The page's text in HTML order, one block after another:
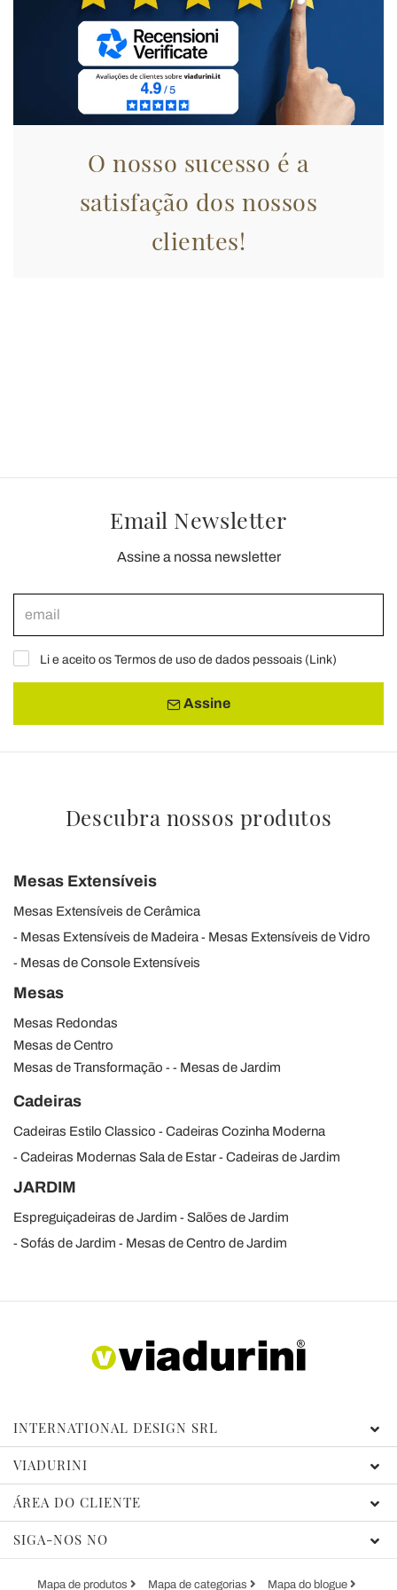
O nosso sucesso é a
satisfação dos nossos
clientes!
Email Newsletter
Assine a nossa newsletter
Li e aceito os Termos de uso de dados pessoais (Link)
Assine
Descubra nossos produtos
Mesas Extensíveis
Mesas Extensíveis de Cerâmica
Mesas Extensíveis de Madeira
Mesas Extensíveis de Vidro
Mesas de Console Extensíveis
Mesas
Mesas Redondas
Mesas de Centro
Mesas de Transformação
Mesas de Jardim
Cadeiras
Cadeiras Estilo Classico
Cadeiras Cozinha Moderna
Cadeiras Modernas Sala de Estar
Cadeiras de Jardim
JARDIM
Espreguiçadeiras de Jardim
Salões de Jardim
Sofás de Jardim
Mesas de Centro de Jardim
INTERNATIONAL DESIGN SRL
VIADURINI
ÁREA DO CLIENTE
SIGA-NOS NO
Mapa de produtos Mapa de categorias Mapa do blogue